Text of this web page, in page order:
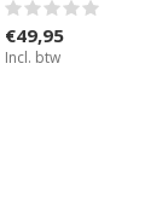
€49,95
Incl. btw